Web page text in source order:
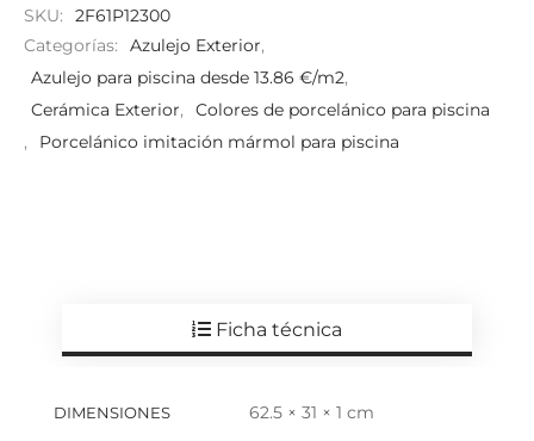
SKU:
2F61P12300
Categorías:
Azulejo Exterior,
Azulejo para piscina desde 13.86 €/m2,
Cerámica Exterior,
Colores de porcelánico para piscina
,
Porcelánico imitación mármol para piscina
Ficha técnica
DIMENSIONES 62.5 × 31 × 1 cm